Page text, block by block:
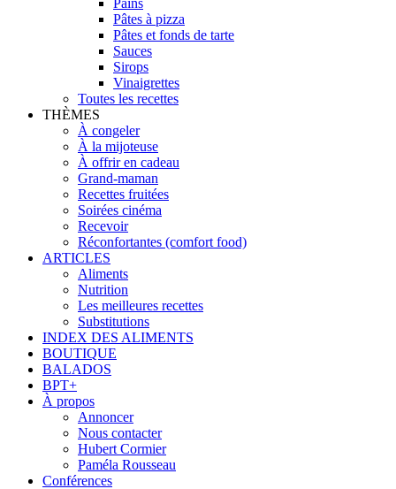
Pains
Pâtes à pizza
Pâtes et fonds de tarte
Sauces
Sirops
Vinaigrettes
Toutes les recettes
THÈMES
À congeler
À la mijoteuse
À offrir en cadeau
Grand-maman
Recettes fruitées
Soirées cinéma
Recevoir
Réconfortantes (comfort food)
ARTICLES
Aliments
Nutrition
Les meilleures recettes
Substitutions
INDEX DES ALIMENTS
BOUTIQUE
BALADOS
BPT+
À propos
Annoncer
Nous contacter
Hubert Cormier
Paméla Rousseau
Conférences